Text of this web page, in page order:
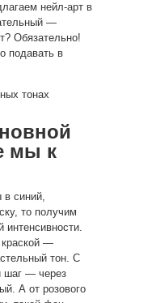
нейл-арт в
—
Обязательно!
подавать в
мы к
в синий,
то получим
интенсивности.
краской —
тон. С
шаг — через
А от розового